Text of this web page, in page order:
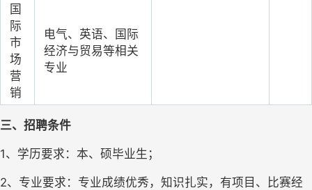
国
际
市
场
营
销
电气、英语、国际
经济与贸易等相关
专业
三、招聘条件
1、学历要求：本、硕毕业生；
2、专业要求：专业成绩优秀，知识扎实，有项目、比赛经